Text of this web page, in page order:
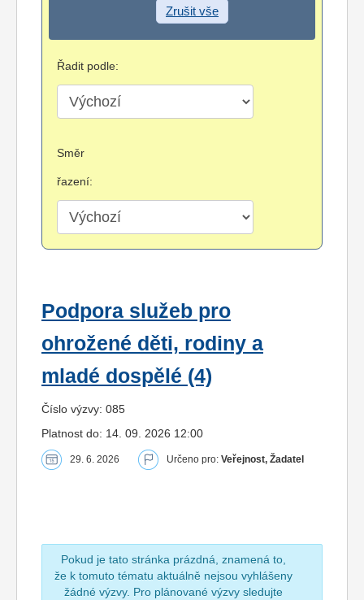
Zrušit vše
Řadit podle:
Směr
řazení:
Podpora služeb pro
ohrožené děti, rodiny a
mladé dospělé (4)
Číslo výzvy: 085
Platnost do: 14. 09. 2026 12:00
29. 6. 2026 Určeno pro: Veřejnost, Žadatel
Pokud je tato stránka prázdná, znamená to,
že k tomuto tématu aktuálně nejsou vyhlášeny
žádné výzvy. Pro plánované výzvy sledujte